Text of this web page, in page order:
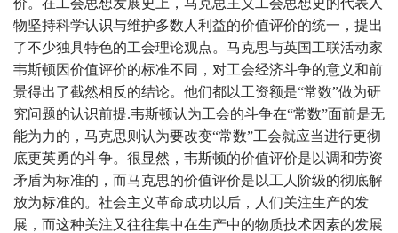
物坚持科学认识与维护多数人利益的价值评价的统一，提出
了不少独具特色的工会理论观点。马克思与英国工联活动家
韦斯顿因价值评价的标准不同，对工会经济斗争的意义和前
景得出了截然相反的结论。他们都以工资额是“常数”做为研
究问题的认识前提.韦斯顿认为工会的斗争在“常数”面前是无
能为力的，马克思则认为要改变“常数”工会就应当进行更彻
底更英勇的斗争。很显然，韦斯顿的价值评价是以调和劳资
矛盾为标准的，而马克思的价值评价是以工人阶级的彻底解
放为标准的。社会主义革命成功以后，人们关注生产的发
展，而这种关注又往往集中在生产中的物质技术因素的发展